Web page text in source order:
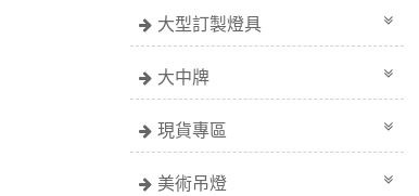
大型訂製燈具
大中牌
現貨專區
美術吊燈